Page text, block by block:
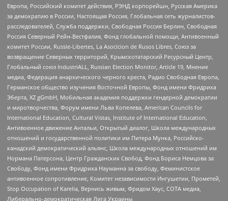
Европа, Российский комитет действия, РЭНД корпорейшн, Русская Америка
за демократию в России, Настоящая Россия, Глобальная сеть журналистов-
расследователей, Служба поддержки, Свободная Россия Берлин, Свободная
Россия Северный Рейн-Вестфалия, Фонд глобальной помощи, Антивоенный
комитет России, Russie-Libertes, La Asocicion de Rusos Libres, Союз за
возвращение Северных территорий, Крымскотатарский Ресурсный Центр,
Глобальный союз IndustriALL, Russian Election Monitor, Article 19, Мнение
медиа, Федерация анархического черного креста, Радио Свободная Европа,
Германское общество изучения Восточной Европы, Фонд имени Фридриха
Эберта, XZ gGmbH, Мобильная академия поддержки гендерной демократии
и миротворчества, Форум имени Льва Копелева, American Councils for
International Education, Cultural Vistas, Institute of International Education,
Антивоенное движение Антальи, Открытый диалог, Школа международных
отношений и государственной политики им Питера Мунка, Российско-
канадский демократический альянс, Школа международных отношений им
Нормана Патерсона, Центр Гражданских Свобод, Фонд Бориса Немцова за
Свободу, Фонд имени Фридриха Науманна за свободу, Феминистское
антивоенное сопротивление, Комитет независимости Ингушетии, Прометей,
Stop Occupation of Karelia, Вернись живым, Фридом Хаус, СОТА медиа,
Либерально-демократическая Лига Украины